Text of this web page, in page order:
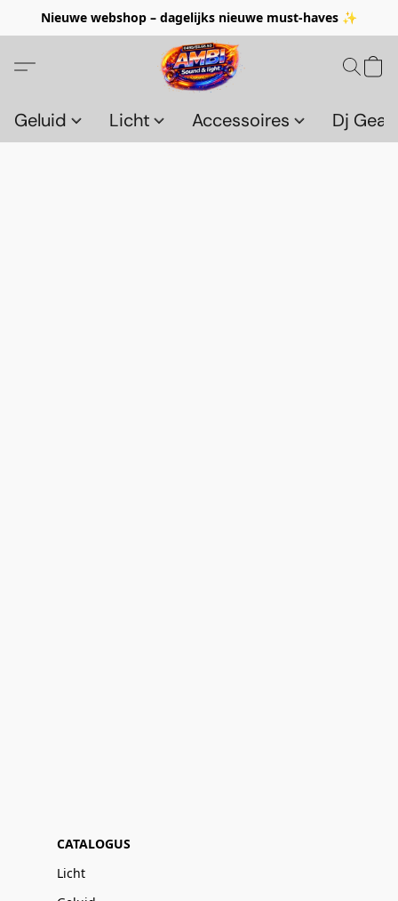
Nieuwe webshop – dagelijks nieuwe must-haves ✨
Geluid Licht Accessoires Dj Gear
CATALOGUS
Licht